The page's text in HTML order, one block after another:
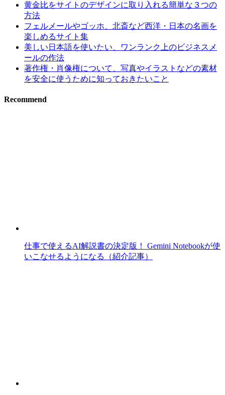
黄金比をサイトのデザインに取り入れる簡単な３つの
方法
フェルメールやゴッホ、北斎など西洋・日本の名画を
楽しめるサイト集
美しい日本語を使いたい、ワンランク上のビジネスメ
ールの作法
著作権・肖像権について、写真やイラストなどの素材
を安全に使うために知っておきたいこと
Recommend
仕事で使えるAI解説書の決定版！ Gemini Notebookが使
いこなせるようになる（紹介記事）